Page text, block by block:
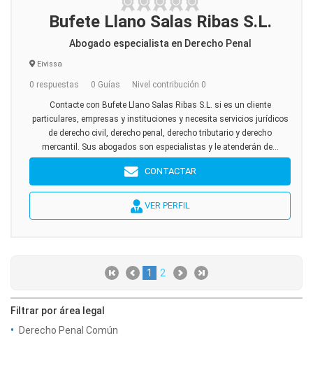
Bufete Llano Salas Ribas S.L.
Abogado especialista en Derecho Penal
Eivissa
0 respuestas 0 Guías Nivel contribución 0
Contacte con Bufete Llano Salas Ribas S.L. si es un cliente
particulares, empresas y instituciones y necesita servicios jurídicos
de derecho civil, derecho penal, derecho tributario y derecho
mercantil. Sus abogados son especialistas y le atenderán de...
CONTACTAR
VER PERFIL
1 2
Filtrar por área legal
Derecho Penal Común